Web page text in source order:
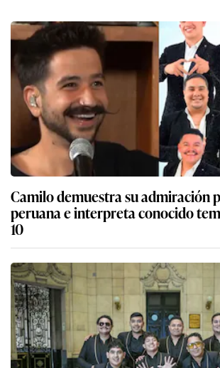
Camilo demuestra su admiración
peruana e interpreta conocido
10